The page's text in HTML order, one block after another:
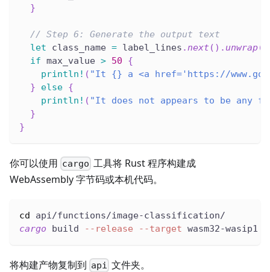
}
// Step 6: Generate the output text
let class_name = label_lines .next ( ) . unwrap(
if max_value > 50
{
println! ( "It {} a <a href='https://
}
else {
println! ( "It does not appears to be any
}
}
你可以使用 cargo 工具将 Rust 程序构建成
WebAssembly 字节码或本机代码。
cd api/functions/image-classification/
cargo build --release --target wasm32-wasip1
将构建产物复制到 api 文件夹。